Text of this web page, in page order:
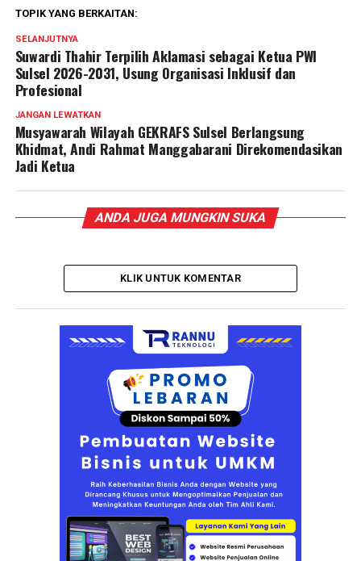
TOPIK YANG BERKAITAN:
SELANJUTNYA
Suwardi Thahir Terpilih Aklamasi sebagai Ketua PWI
Sulsel 2026-2031, Usung Organisasi Inklusif dan
Profesional
JANGAN LEWATKAN
Musyawarah Wilayah GEKRAFS Sulsel Berlangsung
Khidmat, Andi Rahmat Manggabarani Direkomendasikan
Jadi Ketua
ANDA JUGA MUNGKIN SUKA
KLIK UNTUK KOMENTAR